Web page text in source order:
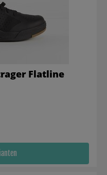
Flatline